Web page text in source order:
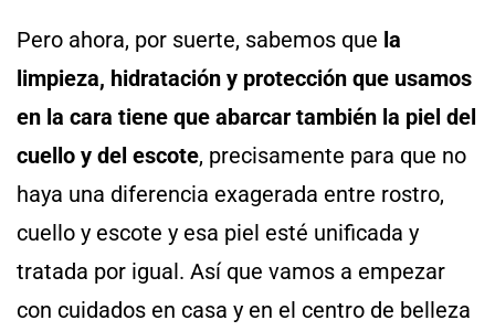
Pero ahora, por suerte, sabemos que la
limpieza, hidratación y protección que usamos
en la cara tiene que abarcar también la piel del
cuello y del escote, precisamente para que no
haya una diferencia exagerada entre rostro,
cuello y escote y esa piel esté unificada y
tratada por igual. Así que vamos a empezar
con cuidados en casa y en el centro de belleza